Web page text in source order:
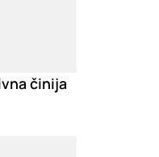
činija